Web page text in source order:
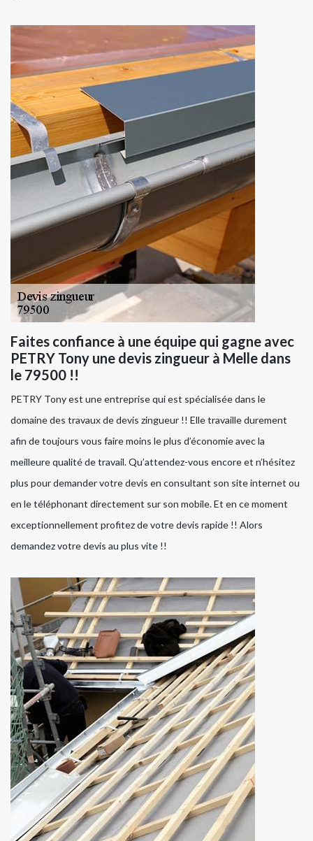
Faites confiance à une équipe qui gagne avec
PETRY Tony une devis zingueur à Melle dans
le 79500 !!
PETRY Tony est une entreprise qui est spécialisée dans le
domaine des travaux de devis zingueur !! Elle travaille durement
afin de toujours vous faire moins le plus d’économie avec la
meilleure qualité de travail. Qu’attendez-vous encore et n’hésitez
plus pour demander votre devis en consultant son site internet ou
en le téléphonant directement sur son mobile. Et en ce moment
exceptionnellement profitez de votre devis rapide !! Alors
demandez votre devis au plus vite !!